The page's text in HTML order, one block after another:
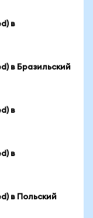
в
в Бразильский
в
в
в Польский